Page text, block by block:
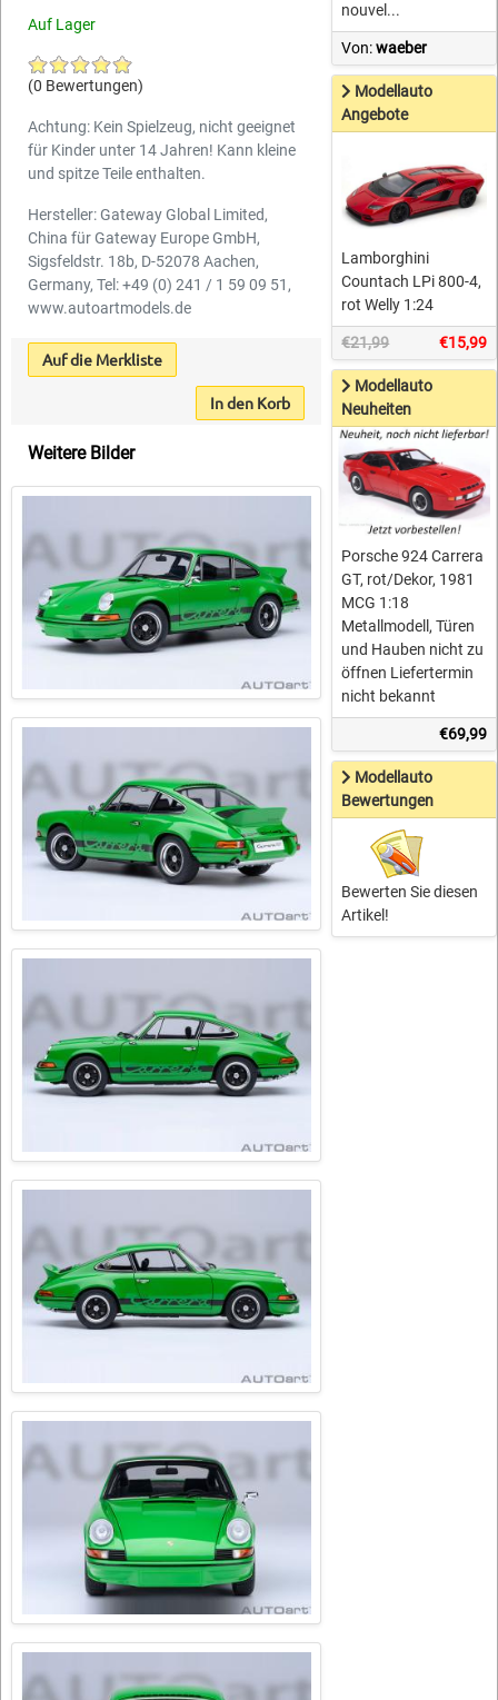
Auf Lager
(0 Bewertungen)
Achtung: Kein Spielzeug, nicht geeignet
für Kinder unter 14 Jahren! Kann kleine
und spitze Teile enthalten.
Hersteller: Gateway Global Limited,
China für Gateway Europe GmbH,
Sigsfeldstr. 18b, D-52078 Aachen,
Germany, Tel: +49 (0) 241 / 1 59 09 51,
www.autoartmodels.de
Auf die Merkliste
In den Korb
Weitere Bilder
nouvel...
Von:waeber
Modellauto
Angebote
Lamborghini
Countach LPi 800-4,
rot Welly 1:24
€21,99 €15,99
Modellauto
Neuheiten
Porsche 924 Carrera
GT, rot/Dekor, 1981
MCG 1:18
Metallmodell, Türen
und Hauben nicht zu
öffnen Liefertermin
nicht bekannt
€69,99
Modellauto
Bewertungen
Bewerten Sie diesen
Artikel!